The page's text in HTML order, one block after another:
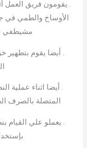
. يقومون فريق العمل
الأوساخ والطمي في
مشيطفي
. أيضا يقوم بتطهير
. أيضا اثناء عملية
المتصلة بالصرف
. يعملو علي القيام